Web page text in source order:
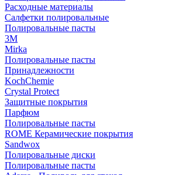
Расходные материалы
Салфетки полировальные
Полировальные пасты
3М
Mirka
Полировальные пасты
Принадлежности
KochChemie
Crystal Protect
Защитные покрытия
Парфюм
Полировальные пасты
ROME Керамические покрытия
Sandwox
Полировальные диски
Полировальные пасты